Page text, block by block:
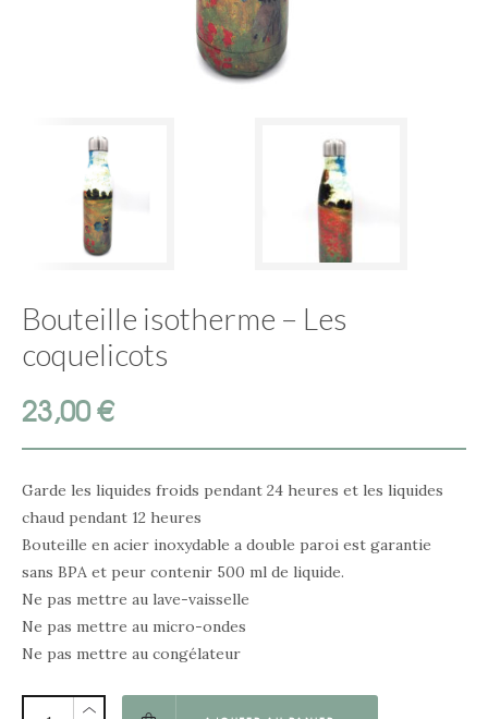
Bouteille isotherme – Les
coquelicots
23,00€
Garde les liquides froids pendant 24 heures et les liquides
chaud pendant 12 heures
Bouteille en acier inoxydable a double paroi est garantie
sans BPA et peur contenir 500 ml de liquide.
Ne pas mettre au lave-vaisselle
Ne pas mettre au micro-ondes
Ne pas mettre au congélateur